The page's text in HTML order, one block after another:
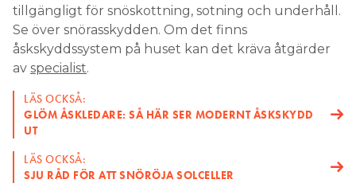
tillgängligt för snöskottning, sotning och underhåll.
Se över snörasskydden. Om det finns
åskskyddssystem på huset kan det kräva åtgärder
av specialist.
LÄS OCKSÅ:
GLÖM ÅSKLEDARE: SÅ HÄR SER MODERNT ÅSKSKYDD
UT
LÄS OCKSÅ:
SJU RÅD FÖR ATT SNÖRÖJA SOLCELLER